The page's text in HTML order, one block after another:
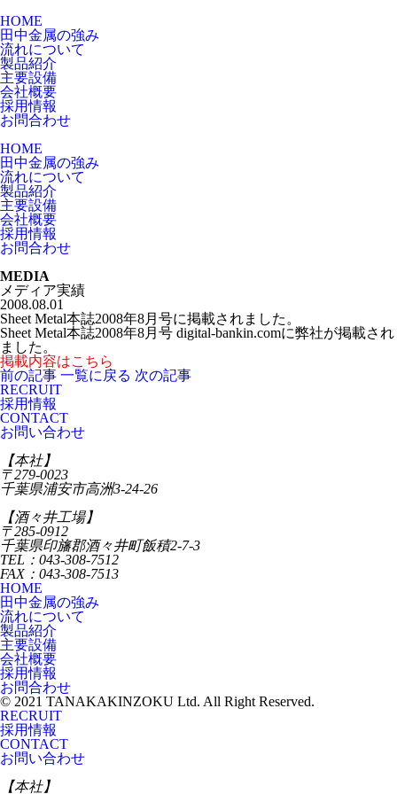
HOME
田中金属の強み
流れについて
製品紹介
主要設備
会社概要
採用情報
お問合わせ
HOME
田中金属の強み
流れについて
製品紹介
主要設備
会社概要
採用情報
お問合わせ
MEDIA
メディア実績
2008.08.01
Sheet Metal本誌2008年8月号に掲載されました。
Sheet Metal本誌2008年8月号 digital-bankin.comに弊社が掲載され
ました。
掲載内容はこちら
前の記事 一覧に戻る 次の記事
RECRUIT
採用情報
CONTACT
お問い合わせ
【本社】
〒279-0023
千葉県浦安市高洲3-24-26
【酒々井工場】
〒285-0912
千葉県印旛郡酒々井町飯積2-7-3
TEL：043-308-7512
FAX：043-308-7513
HOME
田中金属の強み
流れについて
製品紹介
主要設備
会社概要
採用情報
お問合わせ
© 2021 TANAKAKINZOKU Ltd. All Right Reserved.
RECRUIT
採用情報
CONTACT
お問い合わせ
【本社】